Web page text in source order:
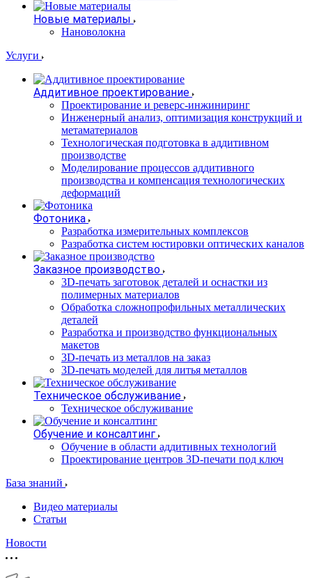
Новые материалы
Нановолокна
Услуги
Аддитивное проектирование
Проектирование и реверс-инжиниринг
Инженерный анализ, оптимизация конструкций и
метаматериалов
Технологическая подготовка в аддитивном
производстве
Моделирование процессов аддитивного
производства и компенсация технологических
деформаций
Фотоника
Разработка измерительных комплексов
Разработка систем юстировки оптических каналов
Заказное производство
3D-печать заготовок деталей и оснастки из
полимерных материалов
Обработка сложнопрофильных металлических
деталей
Разработка и производство функциональных
макетов
3D-печать из металлов на заказ
3D-печать моделей для литья металлов
Техническое обслуживание
Техническое обслуживание
Обучение и консалтинг
Обучение в области аддитивных технологий
Проектирование центров 3D-печати под ключ
База знаний
Видео материалы
Статьи
Новости